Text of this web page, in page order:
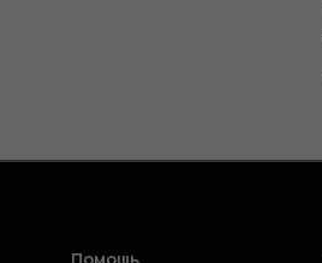
Помощь